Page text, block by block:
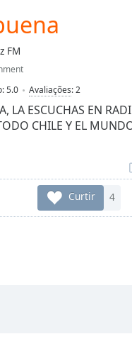
FM
5.0 Avaliações:2
LA ESCUCHAS EN
CHILE Y EL
Curtir 4